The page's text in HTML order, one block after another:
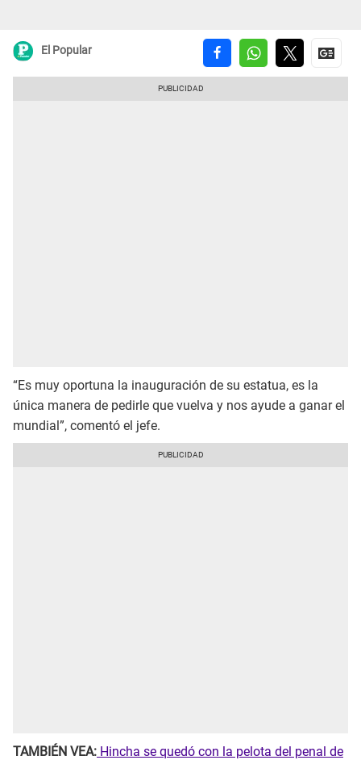
El Popular
“Es muy oportuna la inauguración de su estatua, es la
única manera de pedirle que vuelva y nos ayude a ganar el
mundial”, comentó el jefe.
TAMBIÉN VEA: Hincha se quedó con la pelota del penal de